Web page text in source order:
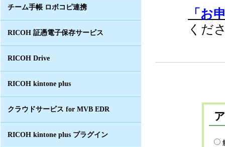
チーム手帳 ロボコピ連携
RICOH 証憑電子保存サービス
RICOH Drive
RICOH kintone plus
クラウドサービス for MVB EDR
RICOH kintone plus プラグイン
「お
くだ